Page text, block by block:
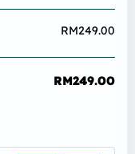
RM249.00
RM249.00